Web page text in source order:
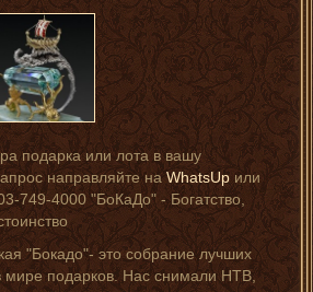
подарка или лота в вашу
направляйте наWhatsUpили
749-4000 "БоКаДо" - Богатство,
"Бокадо"- это собрание лучших
мире подарков. Нас снимали НТВ,